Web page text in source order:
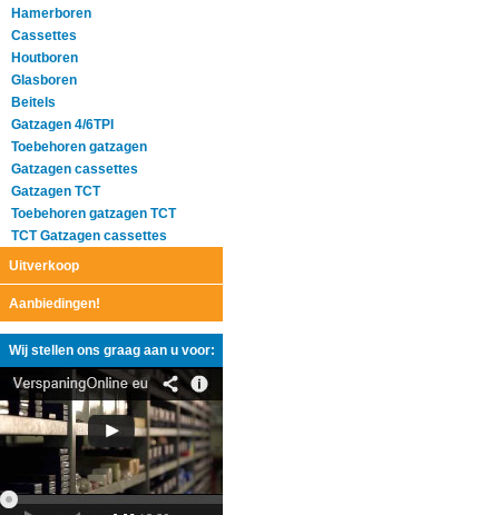
Hamerboren
Cassettes
Houtboren
Glasboren
Beitels
Gatzagen 4/6TPI
Toebehoren gatzagen
Gatzagen cassettes
Gatzagen TCT
Toebehoren gatzagen TCT
TCT Gatzagen cassettes
Uitverkoop
Aanbiedingen!
Wij stellen ons graag aan u voor: